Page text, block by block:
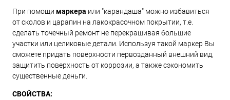
При помощи маркера или "карандаша" можно избавиться
от сколов и царапин на лакокрасочном покрытии, т.е.
сделать точечный ремонт не перекрашивая большие
участки или целиковые детали. Используя такой маркер Вы
сможете придать поверхности первозданный внешний вид,
защитить поверхность от коррозии, а также сэкономить
существенные деньги.
СВОЙСТВА: